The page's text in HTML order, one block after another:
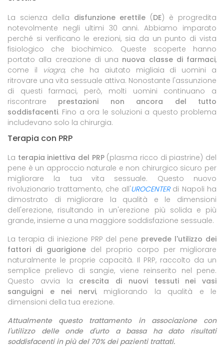
La scienza della disfunzione erettile (DE) è progredita
notevolmente negli ultimi 30 anni. Abbiamo imparato
perché si verificano le erezioni, sia da un punto di vista
fisiologico che biochimico. Queste scoperte hanno
portato alla creazione di una nuova classe di farmaci,
come il
viagra, che ha aiutato migliaia di uomini a
ritrovare una vita sessuale attiva. Nonostante l'assunzione
di questi farmaci, però, molti uomini continuano a
riscontrare prestazioni non ancora del tutto
soddisfacenti. Fino a ora le soluzioni a questo problema
includevano solo la chirurgia.
Terapia con PRP
La terapia iniettiva del PRP (plasma ricco di piastrine) del
pene è un approccio naturale e non chirurgico sicuro per
migliorare la tua vita sessuale. Questo nuovo
rivoluzionario trattamento, che all'UROCENTERdi Napoli ha
dimostrato di migliorare la qualità e le dimensioni
dell'erezione, risultando in un'erezione più solida e più
grande, insieme a una maggiore soddisfazione sessuale.
La terapia di iniezione PRP del pene prevede l'utilizzo dei
fattori di guarigione del proprio corpo per migliorare
naturalmente le proprie capacità. Il PRP, raccolto da un
semplice prelievo di sangie, viene reinserito nel pene.
Questo avvia la crescita di nuovi tessuti nei vasi
sanguigni e nei nervi, migliorando la qualità e le
dimensioni della tua erezione.
Attualmente questo trattamento in associazione con
l'utilizzo delle onde d'urto a bassa ha dato risultati
soddisfacenti in più del 70% dei pazienti trattati.